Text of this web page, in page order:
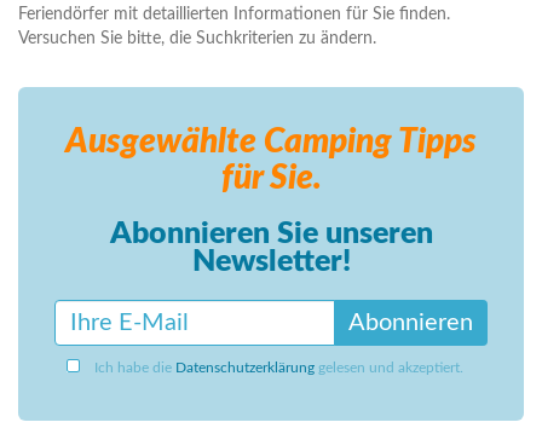
Feriendörfer mit detaillierten Informationen für Sie finden.
Versuchen Sie bitte, die Suchkriterien zu ändern.
Ausgewählte Camping Tipps
für Sie.
Abonnieren Sie unseren
Newsletter!
Abonnieren
Ich habe die Datenschutzerklärung gelesen und akzeptiert.